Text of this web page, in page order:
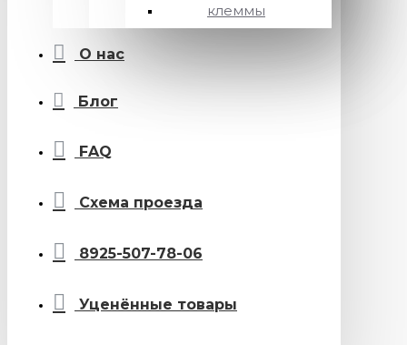
клеммы
О нас
Блог
FAQ
Схема проезда
8925-507-78-06
Уценённые товары